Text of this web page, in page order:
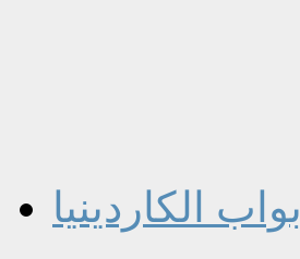
ابواب الكاردينيا